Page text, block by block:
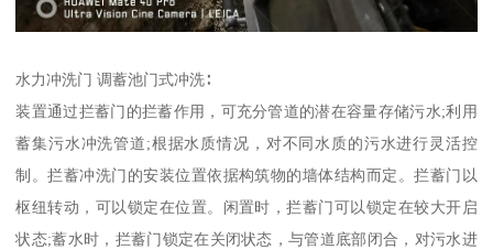
水力冲洗门 调蓄池门式冲洗∶
装置通过拦蓄门的拦蓄作用，可充分管道的潜在容量存储污水;利用
蓄集污水冲洗管道;根据水质情况，对不同水质的污水进行灵活控
制。拦蓄冲洗门的安装位置依据构筑物的墙体结构而定。拦蓄门以
枢纽转动，可以锁定在位置。闲置时，拦蓄门可以锁定在较大开启
状态;蓄水时，拦蓄门锁定在关闭状态，与管道底部闭合，对污水进